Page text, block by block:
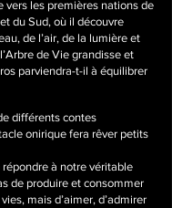
vers les premières nations de
du Sud, où il découvre
de l’air, de la lumière et
de Vie grandisse et
parviendra-t-il à équilibrer
différents contes
onirique fera rêver petits
à notre véritable
de produire et consommer
mais d’aimer, d’admirer